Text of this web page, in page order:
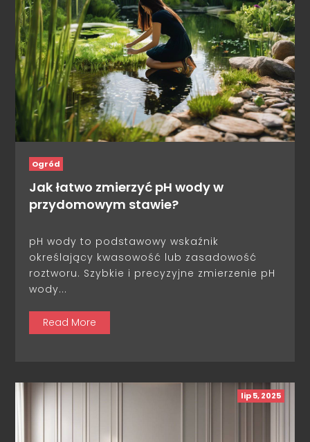
Ogród
Jak łatwo zmierzyć pH wody w
przydomowym stawie?
pH wody to podstawowy wskaźnik
określający kwasowość lub zasadowość
roztworu. Szybkie i precyzyjne zmierzenie pH
wody...
Read More
lip 5, 2025